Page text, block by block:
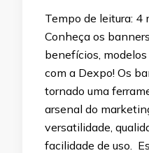
Tempo de leitura: 4
Conheça os
benefícios,
com a Dexpo! Os
tornado uma
arsenal do
versatilidade,
facilidade de uso.